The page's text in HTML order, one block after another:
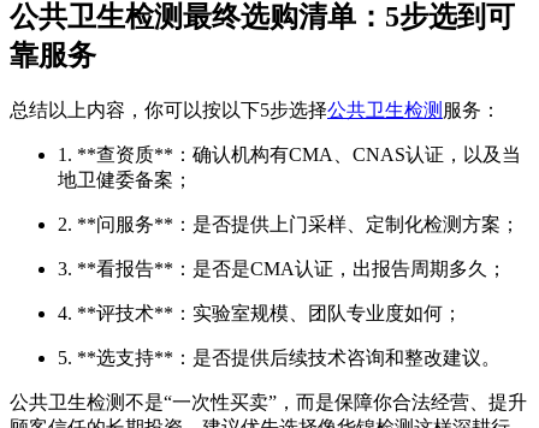
公共卫生检测最终选购清单：5步选到可
靠服务
总结以上内容，你可以按以下5步选择公共卫生检测 服务：
1. **查资质**：确认机构有CMA、CNAS认证，以及当
地卫健委备案；
2. **问服务**：是否提供上门采样、定制化检测方案；
3. **看报告**：是否是CMA认证，出报告周期多久；
4. **评技术**：实验室规模、团队专业度如何；
5. **选支持**：是否提供后续技术咨询和整改建议。
公共卫生检测不是“一次性买卖”，而是保障你合法经营、提升